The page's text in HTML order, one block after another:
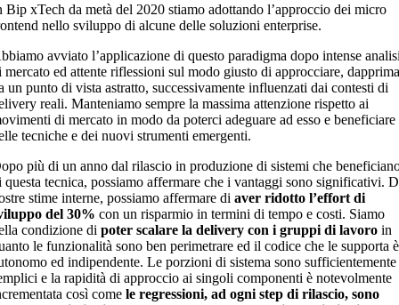
Bip xTech da metà del 2020 stiamo adottando l’approccio dei micro
nello sviluppo di alcune delle soluzioni enterprise.
avviato l’applicazione di questo paradigma dopo intense
mercato ed attente riflessioni sul modo giusto di approcciare,
un punto di vista astratto, successivamente influenzati dai contesti di
reali. Manteniamo sempre la massima attenzione rispetto ai
di mercato in modo da poterci adeguare ad esso e beneficiare
tecniche e dei nuovi strumenti emergenti.
più di un anno dal rilascio in produzione di sistemi che
questa tecnica, possiamo affermare che i vantaggi sono significativi.
stime interne, possiamo affermare diaver ridotto l’effort di
del 30% con un risparmio in termini di tempo e costi. Siamo
condizione dipoter scalare la delivery con i gruppi di lavoro in
le funzionalità sono ben perimetrare ed il codice che le supporta è
ed indipendente. Le porzioni di sistema sono sufficientemente
e la rapidità di approccio ai singoli componenti è notevolmente
così comele regressioni, ad ogni step di rilascio, sono